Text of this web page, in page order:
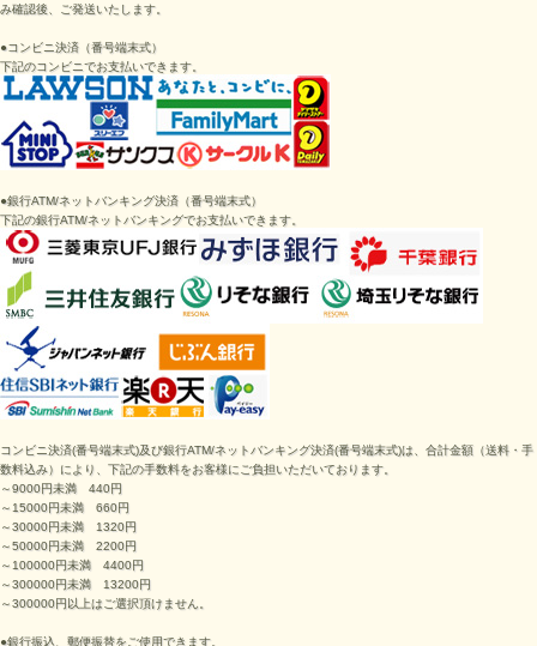
み確認後、ご発送いたします。
●コンビニ決済（番号端末式）
下記のコンビニでお支払いできます。
●銀行ATM/ネットバンキング決済 （番号端末式）
下記の銀行ATM/ネットバンキングでお支払いできます。
コンビニ決済(番号端末式)及び銀行ATM/ネットバンキング決済(番号端末式)は、 合計金額（送料・手
数料込み）により、下記の手数料をお客様にご負担いただいております。
～9000円未満 440円
～15000円未満 660円
～30000円未満 1320円
～50000円未満 2200円
～100000円未満 4400円
～300000円未満 13200円
～300000円以上はご選択頂けません。
●銀行振込、郵便振替をご使用できます。